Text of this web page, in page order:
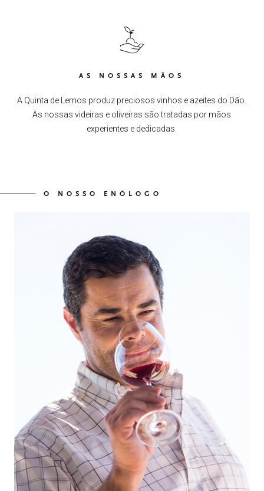
AS NOSSAS MÃOS
A Quinta de Lemos produz preciosos vinhos e azeites do Dão.
As nossas videiras e oliveiras são tratadas por mãos
experientes e dedicadas.
O NOSSO ENÓLOGO